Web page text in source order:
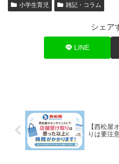
小学生育児 雑記・コラム
シェア
LINE
【西松屋
りは要注